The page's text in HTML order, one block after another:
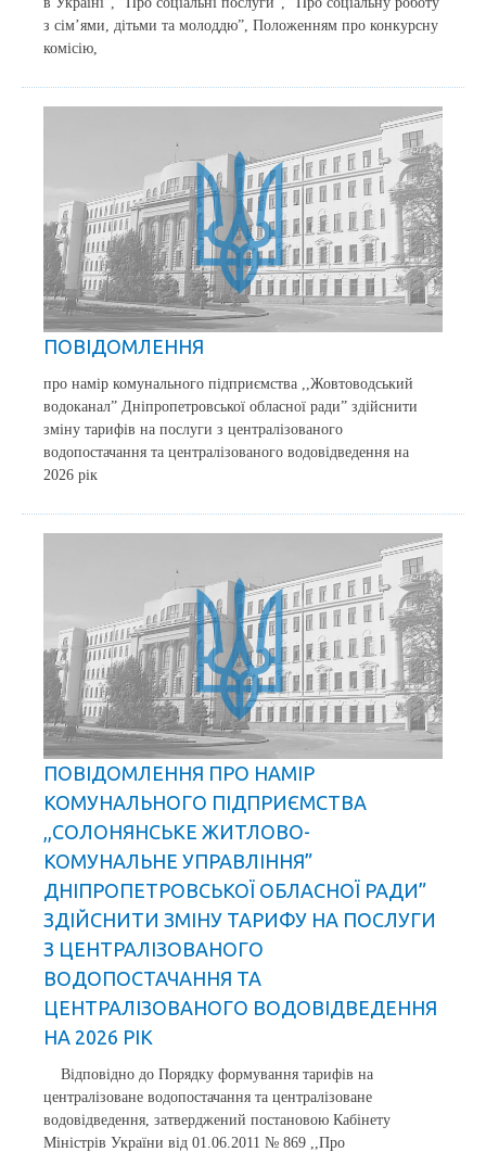
з сім’ями, дітьми та молоддю”, Положенням про конкурсну
комісію,
ПОВІДОМЛЕННЯ
про намір комунального підприємства ,,Жовтоводський
водоканал” Дніпропетровської обласної ради” здійснити
зміну тарифів на послуги з централізованого
водопостачання та централізованого водовідведення на
2026 рік
ПОВІДОМЛЕННЯ ПРО НАМІР
КОМУНАЛЬНОГО ПІДПРИЄМСТВА
,,СОЛОНЯНСЬКЕ ЖИТЛОВО-
КОМУНАЛЬНЕ УПРАВЛІННЯ”
ДНІПРОПЕТРОВСЬКОЇ ОБЛАСНОЇ РАДИ”
ЗДІЙСНИТИ ЗМІНУ ТАРИФУ НА ПОСЛУГИ
З ЦЕНТРАЛІЗОВАНОГО
ВОДОПОСТАЧАННЯ ТА
ЦЕНТРАЛІЗОВАНОГО ВОДОВІДВЕДЕННЯ
НА 2026 РІК
Відповідно до Порядку формування тарифів на
централізоване водопостачання та централізоване
водовідведення, затверджений постановою Кабінету
Міністрів України від 01.06.2011 № 869 ,,Про